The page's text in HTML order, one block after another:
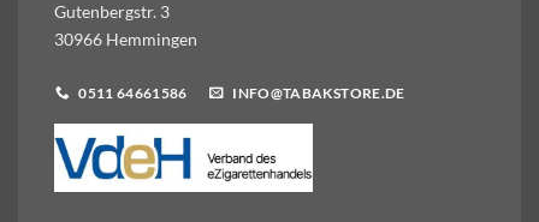
Gutenbergstr. 3
30966 Hemmingen
0511 64661586 INFO@TABAKSTORE.DE